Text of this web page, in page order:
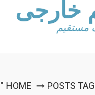
خارجی
مستقیم
HOME POSTS